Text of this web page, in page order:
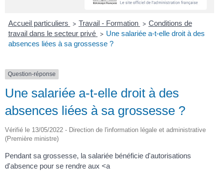
Accueil particuliers > Travail - Formation > Conditions de
travail dans le secteur privé > Une salariée a-t-elle droit à des
absences liées à sa grossesse ?
Question-réponse
Une salariée a-t-elle droit à des
absences liées à sa grossesse ?
Vérifié le 13/05/2022 - Direction de l'information légale et administrative
(Première ministre)
Pendant sa grossesse, la salariée bénéficie d'autorisations
d'absence pour se rendre aux <a